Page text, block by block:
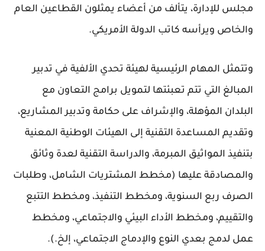
مجلس للإدارة، يتألف من أعضاء يمثلون القطاعين العام
والخاص ويرأسه كاتب الدولة الأمريكي.
وتتمثل المهام الرئيسية لهيئة تحدي الألفية في تدبير
المبالغ التي تتم تعبئتها لتمويل برامج التعاون مع
البلدان المؤهلة، والإشراف على حكامة وتدبير المشاريع،
وتقديم المساعدة التقنية إلى الهيئات الوطنية المعنية
بتنفيذ المواثيق المبرمة، والدراسة التقنية لعدة وثائق
والمصادقة عليها (مخطط المشتريات الشامل، وطلبات
الصرف ربع السنوية، ومخطط التنفيذ، ومخطط التتبع
والتقييم، ومخطط الأداء البيئي والاجتماعي، ومخطط
عمل لدمج بعدي النوع والإدماج الاجتماعي، إلخ.).